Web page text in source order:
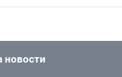
новости